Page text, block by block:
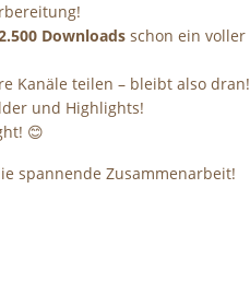
Downloads schon ein voller
Kanäle teilen – bleibt also dran!
und Highlights!
😊
spannende Zusammenarbeit!